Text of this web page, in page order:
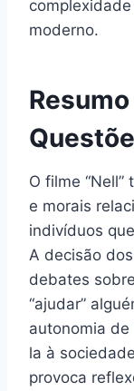
moderno.
O filme
e morais
indivíduos
A decisão
debates
“ajudar”
autonomia
la à
provoca